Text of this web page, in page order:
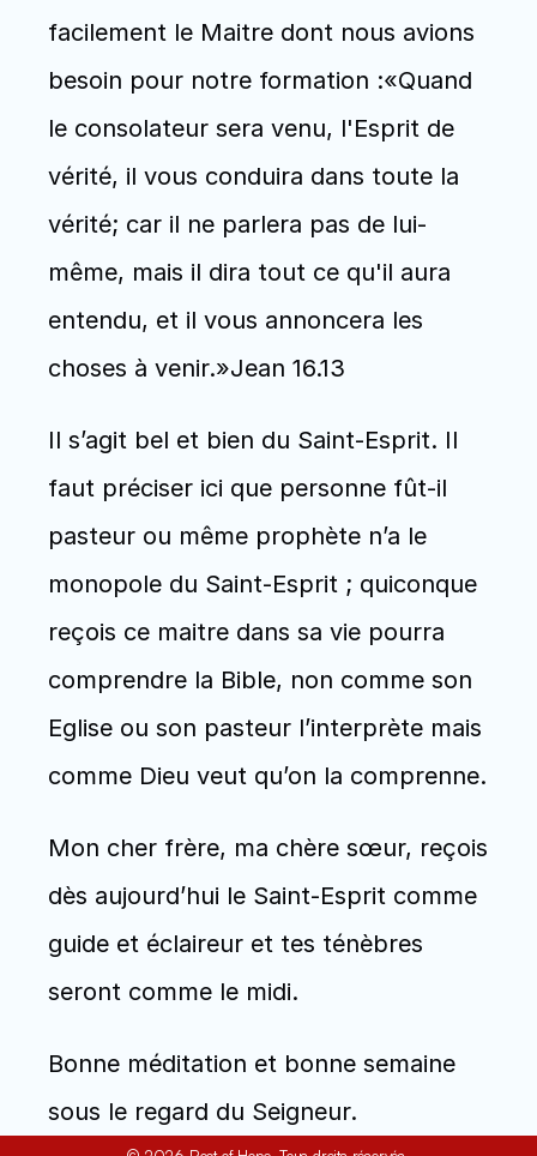
facilement le Maitre dont nous avions
besoin pour notre formation :«Quand
le consolateur sera venu, l'Esprit de
vérité, il vous conduira dans toute la
vérité; car il ne parlera pas de lui-
même, mais il dira tout ce qu'il aura
entendu, et il vous annoncera les
choses à venir.»Jean 16.13
Il s’agit bel et bien du Saint-Esprit. Il
faut préciser ici que personne fût-il
pasteur ou même prophète n’a le
monopole du Saint-Esprit ; quiconque
reçois ce maitre dans sa vie pourra
comprendre la Bible, non comme son
Eglise ou son pasteur l’interprète mais
comme Dieu veut qu’on la comprenne.
Mon cher frère, ma chère sœur, reçois
dès aujourd’hui le Saint-Esprit comme
guide et éclaireur et tes ténèbres
seront comme le midi.
Bonne méditation et bonne semaine
sous le regard du Seigneur.